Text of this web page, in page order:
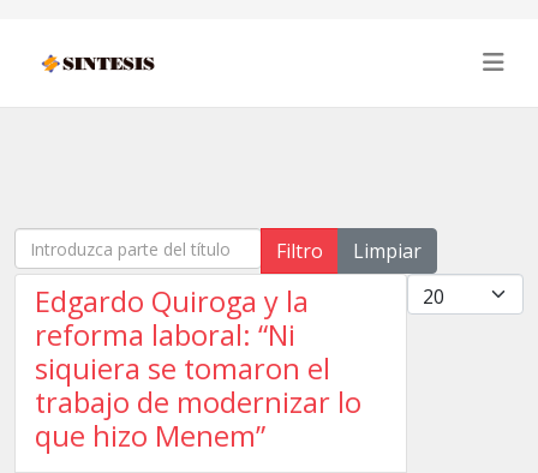
Introduzca parte del título Filtro
Limpiar
Cantidad
Edgardo Quiroga y la
reforma laboral: “Ni
siquiera se tomaron el
trabajo de modernizar lo
que hizo Menem”